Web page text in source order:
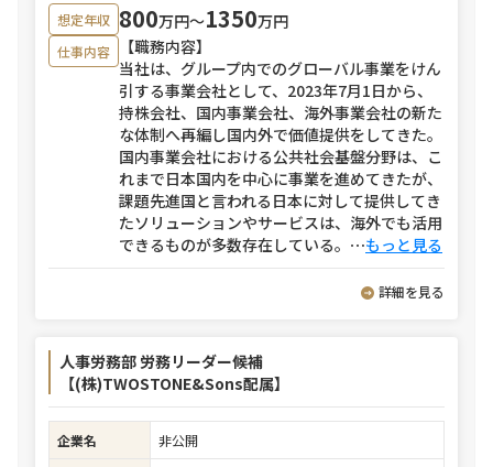
想定年収 800万円〜1350万円
仕事内容
【職務内容】
当社は、グループ内でのグローバル事業をけん
引する事業会社として、2023年7月1日から、
持株会社、国内事業会社、海外事業会社の新た
な体制へ再編し国内外で価値提供をしてきた。
国内事業会社における公共社会基盤分野は、こ
れまで日本国内を中心に事業を進めてきたが、
課題先進国と言われる日本に対して提供してき
たソリューションやサービスは、海外でも活用
できるものが多数存在している。 ⋯もっと見る
詳細を見る
人事労務部 労務リーダー候補
【(株)TWOSTONE&Sons配属】
企業名
非公開